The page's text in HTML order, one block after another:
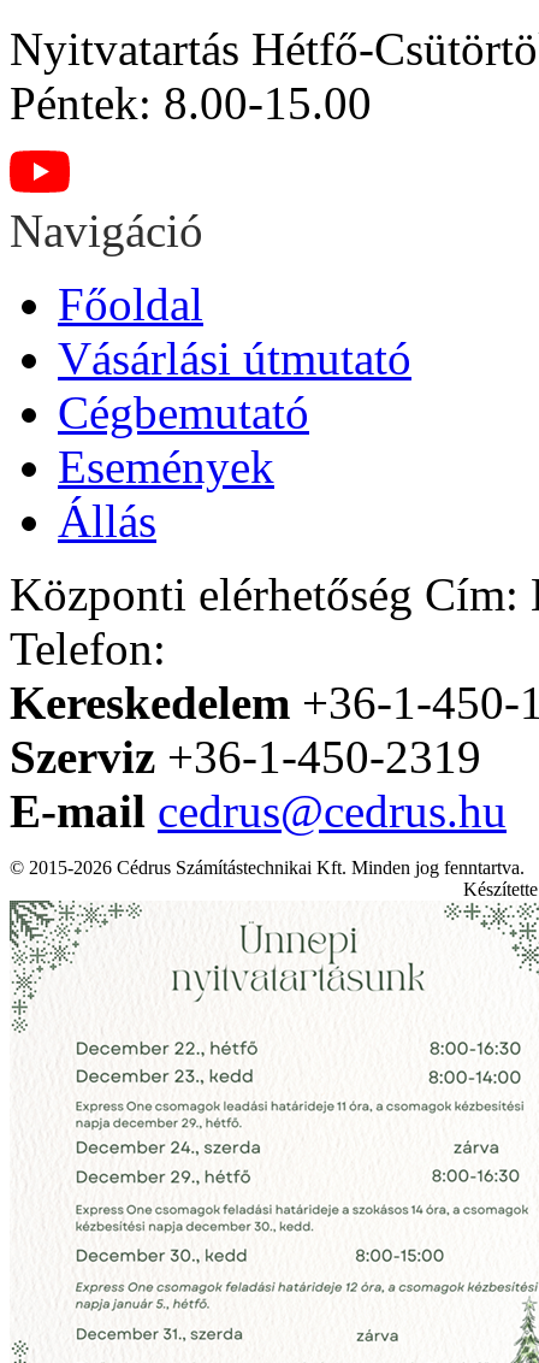
Nyitvatartás Hétfő-
Péntek: 8.00-15.00
Navigáció
Főoldal
Vásárlási útmutató
Cégbemutató
Események
Állás
Központi elérhetőség Cím:
Telefon:
Kereskedelem +36-1-450-
Szerviz +36-1-450-2319
E-mail cedrus@cedrus.hu
© 2015-2026 Cédrus Számítástechnikai Kft. Minden jog fenntartva.